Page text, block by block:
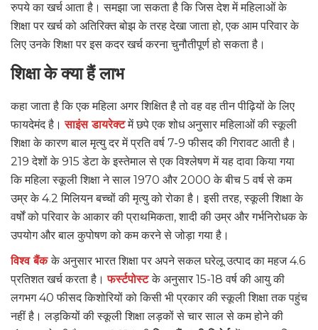
रुपये का खर्च आता है। समझा जा सकता है कि जिस देश में महिलाओं के
शिक्षा पर खर्च को अतिरिक्त बोझ के तरह देखा जाता हो, एक आम परिवार के
लिए उनके शिक्षा पर इस कदर खर्च करना चुनौतीपूर्ण हो सकता है।
शिक्षा के क्या हैं लाभ
कहा जाता है कि एक महिला अगर शिक्षित है तो वह वह तीन पीढ़ियों के लिए
फायदेमंद है।साइंस डायरेक्टमें छपे एक शोध अनुसार महिलाओं की स्कूली
शिक्षा के कारण बाल मृत्यु दर में प्रति वर्ष 7-9 फीसद की गिरावट आती है।
219 देशों के 915 डेटा के इस्तेमाल से एक विश्लेषण में यह दावा किया गया
कि महिला स्कूली शिक्षा ने साल 1970 और 2000 के बीच 5 वर्ष से कम
उम्र के 4.2 मिलियन बच्चों की मृत्यु को रोका है। इसी तरह, स्कूली शिक्षा के
वर्षों को परिवार के आकार की प्राथमिकता, शादी की उम्र और गर्भनिरोधक के
उपयोग और बाल कुपोषण को कम करने से जोड़ा गया है।
विश्व बैंक के अनुसार भारत शिक्षा पर अपने सकल घरेलू उत्पाद का महज 4.6
प्रतिशत खर्च करता है।फर्स्टपोस्ट के अनुसार 15-18 वर्ष की आयु की
लगभग 40 फीसद किशोरियों को किसी भी प्रकार की स्कूली शिक्षा तक पहुंच
नहीं है। लड़कियों की स्कूली शिक्षा लड़कों से चार साल से कम होने की